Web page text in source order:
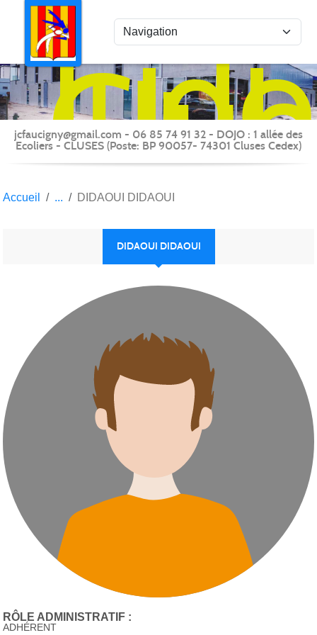
Judo
du
-
jcfaucigny@gmail.com - 06 85 74 91 32 - DOJO : 1 allée des
Ecoliers - CLUSES (Poste: BP 90057- 74301 Cluses Cedex)
Accueil DIDAOUI DIDAOUI
DIDAOUI DIDAOUI
RÔLE ADMINISTRATIF :
ADHÉRENT
Panneau de gestion des cookies